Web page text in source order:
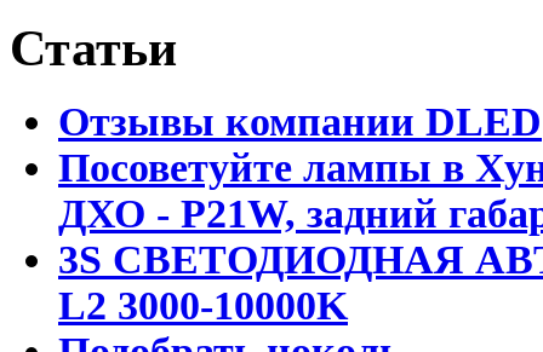
Статьи
Отзывы компании DLED
Посоветуйте лампы в
ДХО - P21W, задний
3S СВЕТОДИОДНАЯ
L2 3000-10000K